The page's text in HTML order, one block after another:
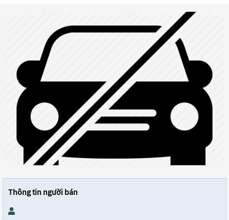
Thông tin người bán